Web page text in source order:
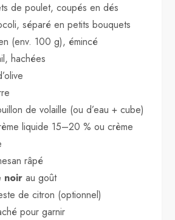
de poulet, coupés en dés
séparé en petits bouquets
(env. 100 g), émincé
hachées
de volaille (ou d’eau + cube)
liquide 15–20 % ou crème
râpé
noir au goût
de citron (optionnel)
pour garnir